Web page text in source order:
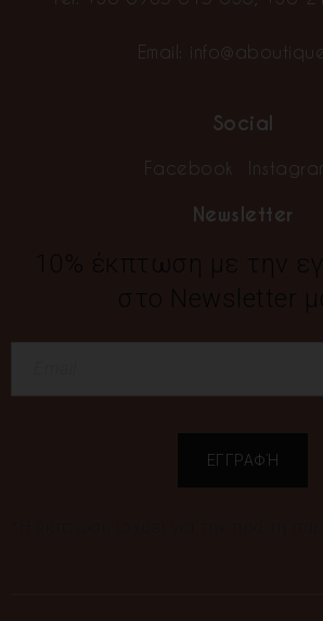
Email:
Social
Facebook
Newsletter